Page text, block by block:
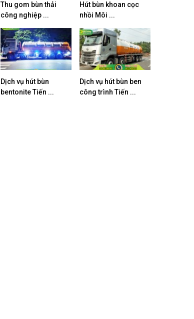
Thu gom bùn thải
công nghiệp ...
Hút bùn khoan cọc
nhồi Môi ...
Dịch vụ hút bùn
bentonite Tiến ...
Dịch vụ hút bùn ben
công trình Tiến ...